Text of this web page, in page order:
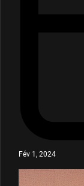
Fév 1, 2024